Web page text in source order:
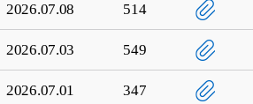
2026.07.08 514
2026.07.03 549
2026.07.01 347